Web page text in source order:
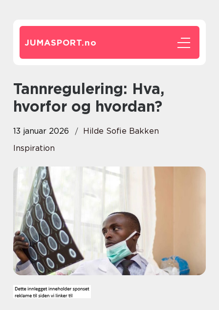
JUMASPORT.no
Tannregulering: Hva,
hvorfor og hvordan?
13 januar 2026
Hilde Sofie Bakken
Inspiration